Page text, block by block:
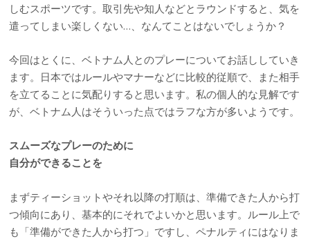
しむスポーツです。取引先や知人などとラウンドすると、気を
遣ってしまい楽しくない…、なんてことはないでしょうか？
今回はとくに、ベトナム人とのプレーについてお話ししていき
ます。日本ではルールやマナーなどに比較的従順で、また相手
を立てることに気配りすると思います。私の個人的な見解です
が、ベトナム人はそういった点ではラフな方が多いようです。
スムーズなプレーのために
自分ができることを
まずティーショットやそれ以降の打順は、準備できた人から打
つ傾向にあり、基本的にそれでよいかと思います。ルール上で
も「準備ができた人から打つ」ですし、ペナルティにはなりま